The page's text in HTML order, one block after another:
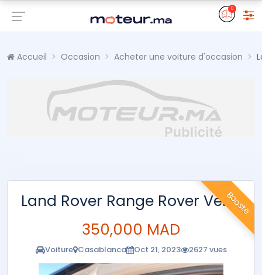
0
Accueil Occasion Acheter une voiture d'occasion
Boosté
Land Rover Range Rover Velar
350,000 MAD
Voiture Casablanca Oct 21, 2023 2627 vues